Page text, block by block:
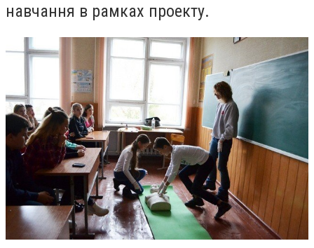
навчання в рамках проекту.